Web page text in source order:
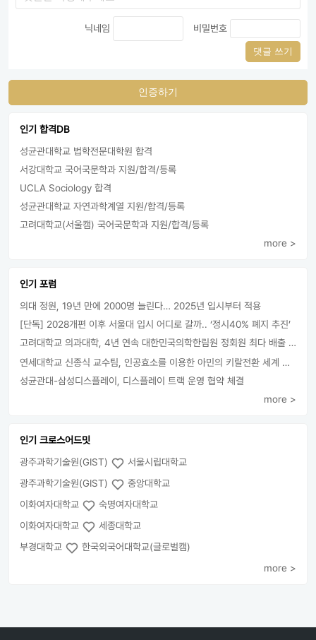
닉네임 비밀번호
댓글 쓰기
인증하기
인기 합격DB
성균관대학교 법학전문대학원 합격
서강대학교 국어국문학과 지원/합격/등록
UCLA Sociology 합격
성균관대학교 자연과학계열 지원/합격/등록
고려대학교(서울캠) 국어국문학과 지원/합격/등록
more >
인기 포럼
의대 정원, 19년 만에 2000명 늘린다… 2025년 입시부터 적용
[단독] 2028개편 이후 서울대 입시 어디로 갈까.. ‘정시40% 폐지 추진’
고려대학교 의과대학, 4년 연속 대한민국의학한림원 정회원 최다 배출 外
연세대학교 신종식 교수팀, 인공효소를 이용한 아민의 키랄전환 세계 최초로 성공
성균관대-삼성디스플레이, 디스플레이 트랙 운영 협약 체결
more >
인기 크로스어드밋
광주과학기술원(GIST)
서울시립대학교
광주과학기술원(GIST)
중앙대학교
이화여자대학교
숙명여자대학교
이화여자대학교
세종대학교
부경대학교
한국외국어대학교(글로벌캠)
more >